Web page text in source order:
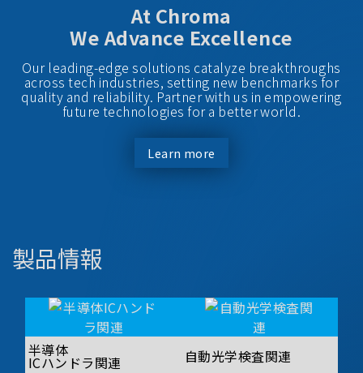
At Chroma
We Advance Excellence
Our leading-edge solutions catalyze breakthroughs
across tech industries, setting new benchmarks for
quality and reliability. Partner with us in empowering
future technologies for a better world.
Learn more
製品情報
半導体
ICハンドラ関連 自動光学検査関連